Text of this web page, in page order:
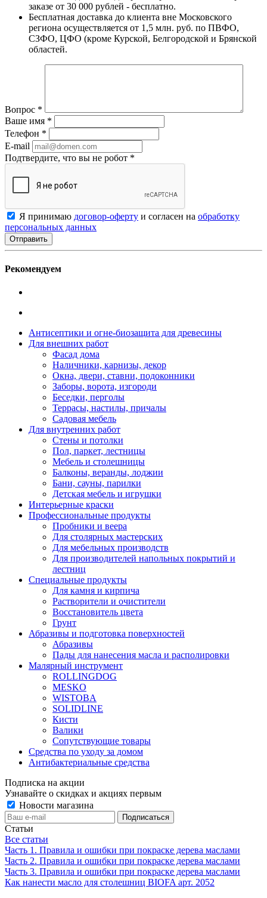
заказе от 30 000 рублей - бесплатно.
Бесплатная доставка до клиента вне Московского
региона осуществляется от 1,5 млн. руб. по ПВФО,
СЗФО, ЦФО (кроме Курской, Белгородской и Брянской
областей.
Вопрос *
Ваше имя *
Телефон *
E-mail
Подтвердите, что вы не робот *
Я принимаю договор-оферту и согласен на обработку
персональных данных
Рекомендуем
Антисептики и огне-биозащита для древесины
Для внешних работ
Фасад дома
Наличники, карнизы, декор
Окна, двери, ставни, подоконники
Заборы, ворота, изгороди
Беседки, перголы
Террасы, настилы, причалы
Садовая мебель
Для внутренних работ
Стены и потолки
Пол, паркет, лестницы
Мебель и столешницы
Балконы, веранды, лоджии
Бани, сауны, парилки
Детская мебель и игрушки
Интерьерные краски
Профессиональные продукты
Пробники и веера
Для столярных мастерских
Для мебельных производств
Для производителей напольных покрытий и
лестниц
Специальные продукты
Для камня и кирпича
Растворители и очистители
Восстановитель цвета
Грунт
Абразивы и подготовка поверхностей
Абразивы
Пады для нанесения масла и располировки
Малярный инструмент
ROLLINGDOG
MESKO
WISTOBA
SOLIDLINE
Кисти
Валики
Сопутствующие товары
Средства по уходу за домом
Антибактериальные средства
Подписка на акции
Узнавайте о скидках и акциях первым
Новости магазина
Статьи
Все статьи
Часть 1. Правила и ошибки при покраске дерева маслами
Часть 2. Правила и ошибки при покраске дерева маслами
Часть 3. Правила и ошибки при покраске дерева маслами
Как нанести масло для столешниц BIOFA арт. 2052